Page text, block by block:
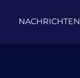
NACHRICHTEN